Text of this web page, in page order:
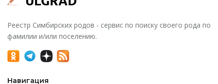
Реестр Симбирских родов - сервис по поиску своего рода по
фамилии и/или поселению.
Навигация